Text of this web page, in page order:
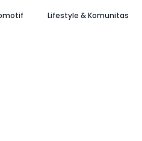
Lifestyle & Komunitas